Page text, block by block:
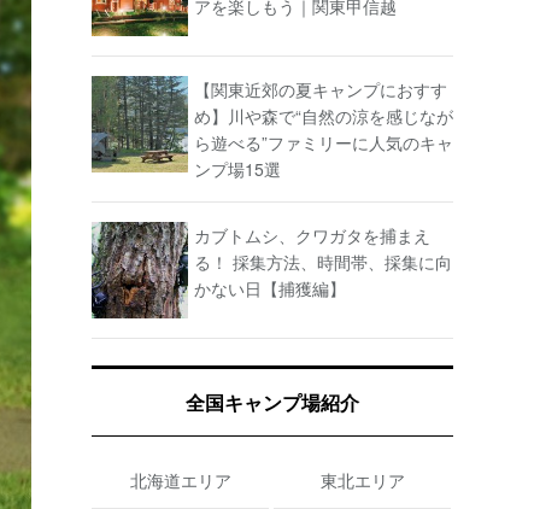
アを楽しもう｜関東甲信越
【関東近郊の夏キャンプにおすす
め】川や森で“自然の涼を感じなが
ら遊べる”ファミリーに人気のキャ
ンプ場15選
カブトムシ、クワガタを捕まえ
る！ 採集方法、時間帯、採集に向
かない日【捕獲編】
全国キャンプ場紹介
北海道エリア 東北エリア